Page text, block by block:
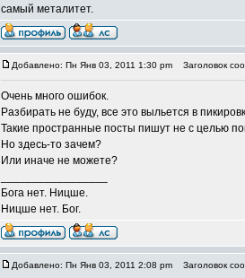
самый металитет.
Добавлено: Пн Янв 03, 2011 1:30 pm Заголовок
Очень много ошибок.
Разбирать не буду, все это выльется в
Такие пространные посты пишут не с целью
Но здесь-то зачем?
Или иначе не можете?
Бога нет. Ницше.
Ницше нет. Бог.
Добавлено: Пн Янв 03, 2011 2:08 pm Заголовок